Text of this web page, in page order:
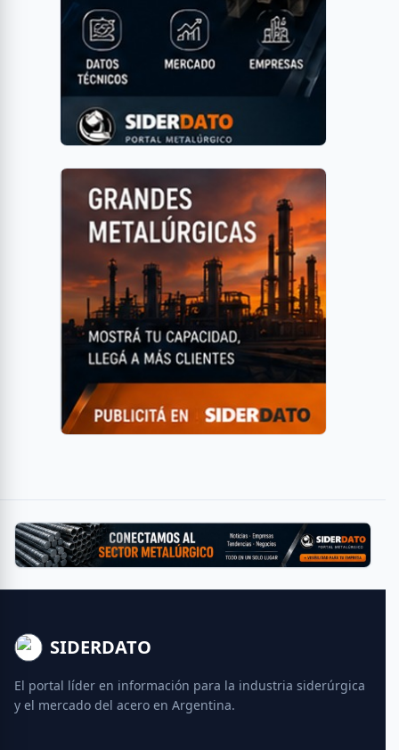
SIDERDATO
El portal líder en información para la industria siderúrgica
y el mercado del acero en Argentina.